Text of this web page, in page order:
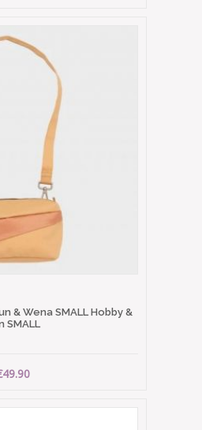
& Wena SMALL Hobby &
SMALL